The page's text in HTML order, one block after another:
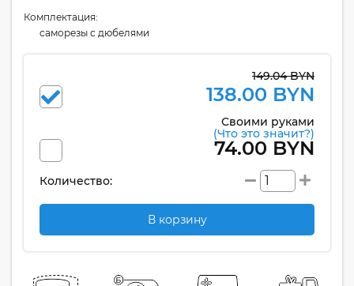
Комплектация:
cаморезы с дюбелями
149.04 BYN
138.00 BYN
Своими руками
(Что это значит?)
74.00 BYN
Количество:
В корзину